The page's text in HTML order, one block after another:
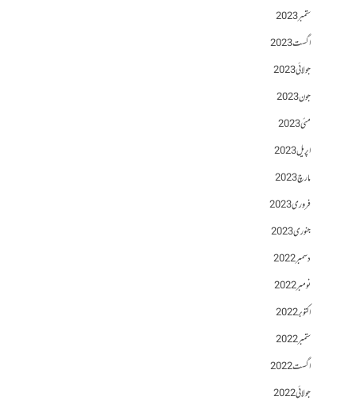
ستمبر 2023
اگست 2023
جولائی 2023
جون 2023
مئی 2023
اپریل 2023
مارچ 2023
فروری 2023
جنوری 2023
دسمبر 2022
نومبر 2022
اکتوبر 2022
ستمبر 2022
اگست 2022
جولائی 2022